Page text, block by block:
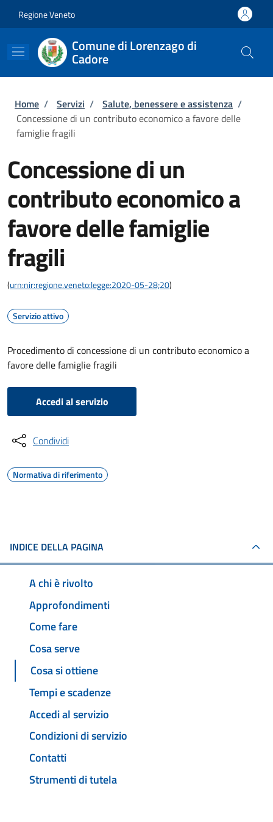
Regione Veneto
Comune di Lorenzago di
Cadore
Briciole di pane
Home / Servizi / Salute, benessere e assistenza /
Concessione di un contributo economico a favore delle
famiglie fragili
Concessione di un
contributo economico a
favore delle famiglie
fragili
(urn:nir:regione.veneto:legge:2020-05-28;20)
Servizio attivo
Procedimento di concessione di un contributo economico a
favore delle famiglie fragili
Accedi al servizio
Condividi
Normativa di riferimento
INDICE DELLA PAGINA
A chi è rivolto
Approfondimenti
Come fare
Cosa serve
Cosa si ottiene
Tempi e scadenze
Accedi al servizio
Condizioni di servizio
Contatti
Strumenti di tutela